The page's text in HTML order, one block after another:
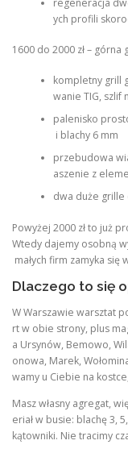
ych profili
1600 do 2000 zł – górna
kompletny grill
wanie TIG, szlif
palenisko
i blachy 6 mm
przebudowa
aszenie z
dwa duże
Powyżej 2000 zł to już
Wtedy dajemy osobną
małych firm zamyka się
Dlaczego to się
W Warszawie warsztat
rt w obie strony, plus
a Ursynów, Bemowo,
onowa, Marek,
wamy u Ciebie na
Masz własny agregat,
eriał w busie: blachę 3,
kątowniki. Nie tracimy